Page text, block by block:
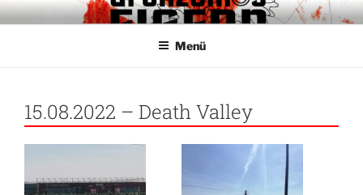
Zum
InhaltGRENZENLOS EISERN
Fanclub für Respekt und Toleranz im Stadion
Menü
15.08.2022 – Death Valley